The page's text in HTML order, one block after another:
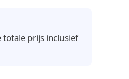
totale prijs inclusief